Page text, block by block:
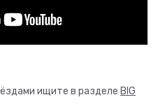
ищите в разделе BIG